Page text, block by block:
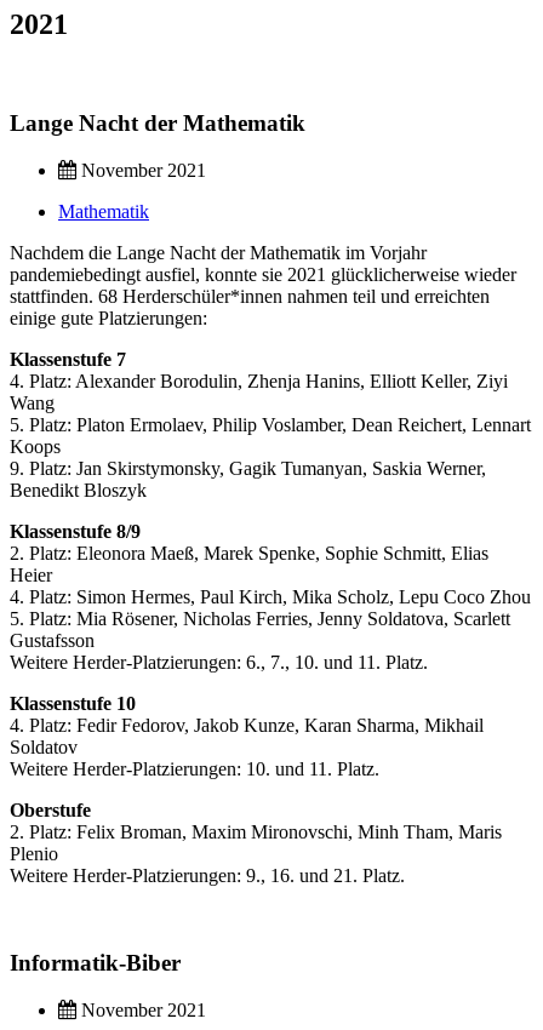
2021
Lange Nacht der Mathematik
November 2021
Mathematik
Nachdem die Lange Nacht der Mathematik im Vorjahr
pandemiebedingt ausfiel, konnte sie 2021 glücklicherweise wieder
stattfinden. 68 Herderschüler*innen nahmen teil und erreichten
einige gute Platzierungen:
Klassenstufe 7
4. Platz: Alexander Borodulin, Zhenja Hanins, Elliott Keller, Ziyi
Wang
5. Platz: Platon Ermolaev, Philip Voslamber, Dean Reichert, Lennart
Koops
9. Platz: Jan Skirstymonsky, Gagik Tumanyan, Saskia Werner,
Benedikt Bloszyk
Klassenstufe 8/9
2. Platz: Eleonora Maeß, Marek Spenke, Sophie Schmitt, Elias
Heier
4. Platz: Simon Hermes, Paul Kirch, Mika Scholz, Lepu Coco Zhou
5. Platz: Mia Rösener, Nicholas Ferries, Jenny Soldatova, Scarlett
Gustafsson
Weitere Herder-Platzierungen: 6., 7., 10. und 11. Platz.
Klassenstufe 10
4. Platz: Fedir Fedorov, Jakob Kunze, Karan Sharma, Mikhail
Soldatov
Weitere Herder-Platzierungen: 10. und 11. Platz.
Oberstufe
2. Platz: Felix Broman, Maxim Mironovschi, Minh Tham, Maris
Plenio
Weitere Herder-Platzierungen: 9., 16. und 21. Platz.
Informatik-Biber
November 2021